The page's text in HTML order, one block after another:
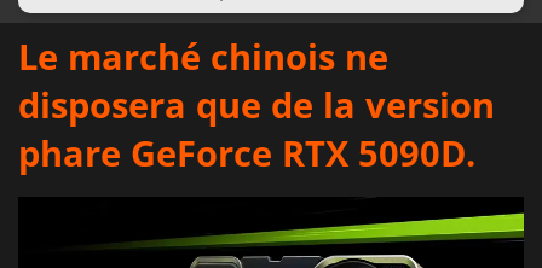
LOGICIELS
MATÉRIEL
NEWS
Le marché chinois ne
disposera que de la version
phare GeForce RTX 5090D.